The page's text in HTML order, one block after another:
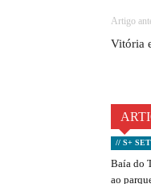
Artigo
Vitória
// S+
Baía do
ao